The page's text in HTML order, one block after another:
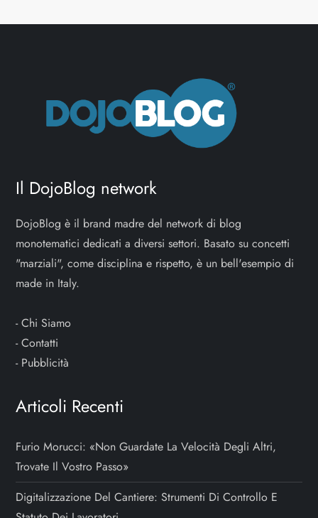
Il DojoBlog network
DojoBlog è il brand madre del network di blog
monotematici dedicati a diversi settori. Basato su concetti
"marziali", come disciplina e rispetto, è un bell'esempio di
made in Italy.
-Chi Siamo
-Contatti
- Pubblicità
Articoli Recenti
Furio Morucci: «Non Guardate La Velocità Degli Altri,
Trovate Il Vostro Passo»
Digitalizzazione Del Cantiere: Strumenti Di Controllo E